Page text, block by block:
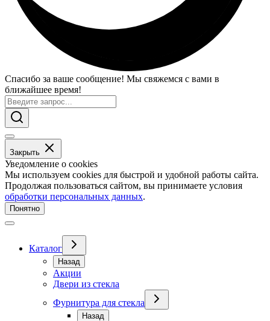
Спасибо за ваше сообщение! Мы свяжемся с вами в
ближайшее время!
Закрыть
Уведомление о cookies
Мы используем cookies для быстрой и удобной работы сайта.
Продолжая пользоваться сайтом, вы принимаете условия
обработки персональных данных.
Понятно
Каталог
Назад
Акции
Двери из стекла
Фурнитура для стекла
Назад